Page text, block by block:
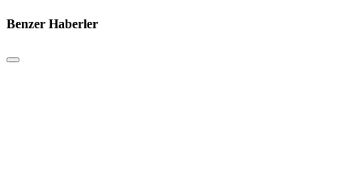
Benzer Haberler